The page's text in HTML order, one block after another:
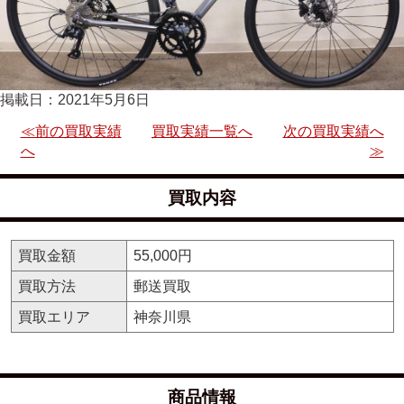
掲載日：2021年5月6日
≪前の買取実績
へ
買取実績一覧へ
次の買取実績へ
≫
買取内容
買取金額
55,000円
買取方法
郵送買取
買取エリア
神奈川県
商品情報